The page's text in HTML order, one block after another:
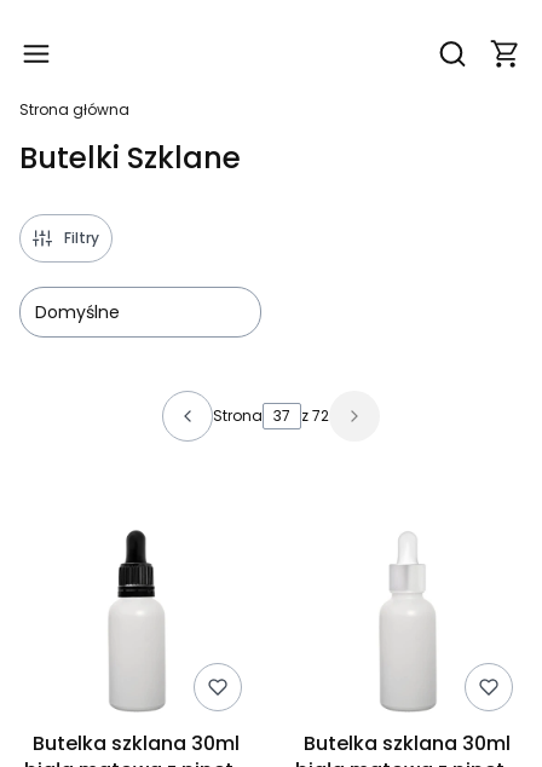
Otwórz
Strona główna
Butelki Szklane
Filtry
Domyślne
Lista produktów
Strona z 72
Butelka szklana 30ml
Butelka szklana 30ml